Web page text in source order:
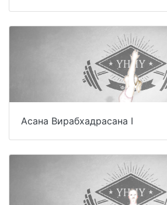
Асана Вирабхадрасана I